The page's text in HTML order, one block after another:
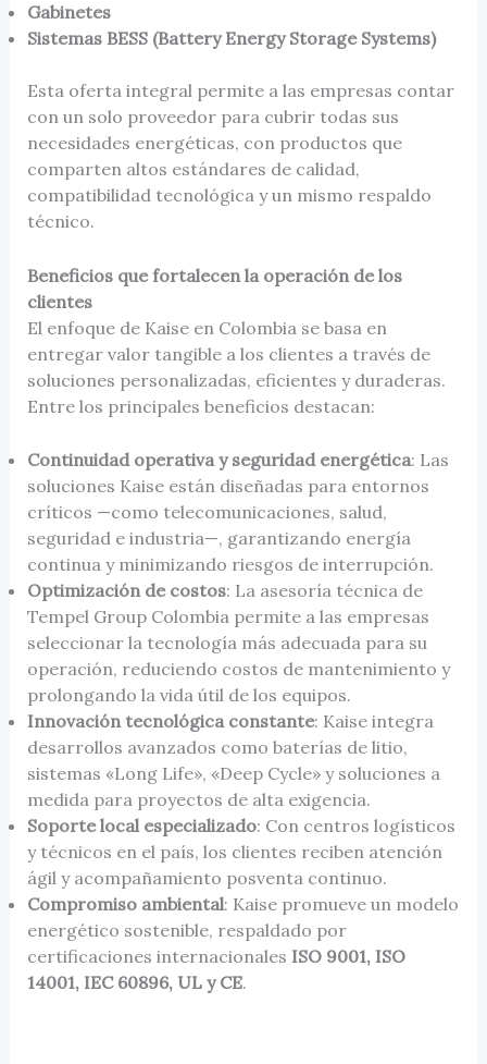
Gabinetes
Sistemas BESS (Battery Energy Storage Systems)
Esta oferta integral permite a las empresas contar
con un solo proveedor para cubrir todas sus
necesidades energéticas, con productos que
comparten altos estándares de calidad,
compatibilidad tecnológica y un mismo respaldo
técnico.
Beneficios que fortalecen la operación de los
clientes
El enfoque de Kaise en Colombia se basa en
entregar valor tangible a los clientes a través de
soluciones personalizadas, eficientes y duraderas.
Entre los principales beneficios destacan:
Continuidad operativa y seguridad energética: Las
soluciones Kaise están diseñadas para entornos
críticos —como telecomunicaciones, salud,
seguridad e industria—, garantizando energía
continua y minimizando riesgos de interrupción.
Optimización de costos: La asesoría técnica de
Tempel Group Colombia permite a las empresas
seleccionar la tecnología más adecuada para su
operación, reduciendo costos de mantenimiento y
prolongando la vida útil de los equipos.
Innovación tecnológica constante: Kaise integra
desarrollos avanzados como baterías de litio,
sistemas «Long Life», «Deep Cycle» y soluciones a
medida para proyectos de alta exigencia.
Soporte local especializado: Con centros logísticos
y técnicos en el país, los clientes reciben atención
ágil y acompañamiento posventa continuo.
Compromiso ambiental: Kaise promueve un modelo
energético sostenible, respaldado por
certificaciones internacionales ISO 9001, ISO
14001, IEC 60896, UL y CE.